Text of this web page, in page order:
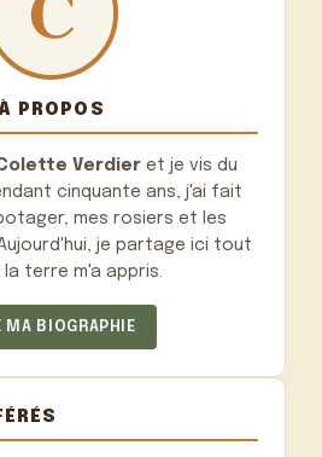
À PROPOS
Verdier et je vis du
cinquante ans, j'ai fait
mes rosiers et les
je partage ici tout
terre m'a appris.
MA BIOGRAPHIE